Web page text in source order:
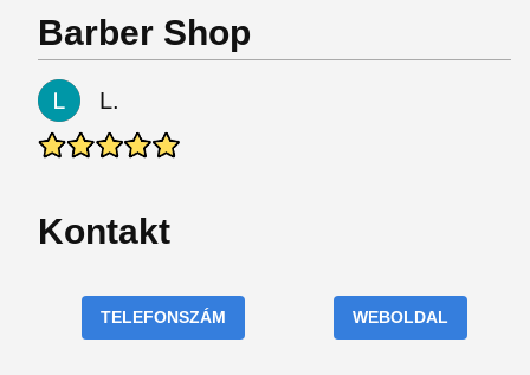
Barber Shop
L.
Kontakt
TELEFONSZÁM WEBOLDAL